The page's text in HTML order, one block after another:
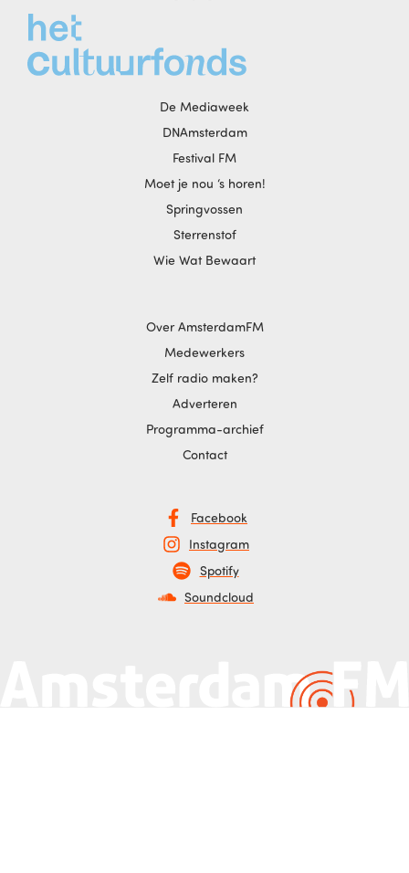
De Mediaweek
DNAmsterdam
Festival FM
Moet je nou ‘s horen!
Springvossen
Sterrenstof
Wie Wat Bewaart
Over AmsterdamFM
Medewerkers
Zelf radio maken?
Adverteren
Programma-archief
Contact
Facebook
Instagram
Spotify
Soundcloud